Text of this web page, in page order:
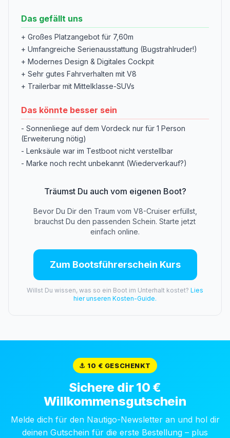
Das gefällt uns
+ Großes Platzangebot für 7,60m
+ Umfangreiche Serienausstattung (Bugstrahlruder!)
+ Modernes Design & Digitales Cockpit
+ Sehr gutes Fahrverhalten mit V8
+ Trailerbar mit Mittelklasse-SUVs
Das könnte besser sein
- Sonnenliege auf dem Vordeck nur für 1 Person
(Erweiterung nötig)
- Lenksäule war im Testboot nicht verstellbar
- Marke noch recht unbekannt (Wiederverkauf?)
Träumst Du auch vom eigenen Boot?
Bevor Du Dir den Traum vom V8-Cruiser erfüllst,
brauchst Du den passenden Schein. Starte jetzt
einfach online.
Zum Bootsführerschein Kurs
Willst Du wissen, was so ein Boot im Unterhalt kostet? Lies
hier unseren Kosten-Guide.
⚓ 10 € GESCHENKT
Sichere dir 10 €
Willkommensgutschein
Melde dich für den Nautigo-Newsletter an und hol dir
deinen Gutschein für die erste Bestellung – plus